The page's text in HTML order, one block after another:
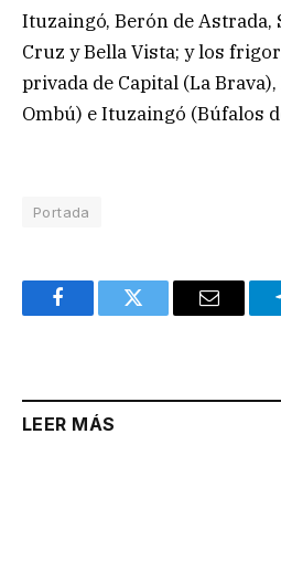
Ituzaingó, Berón de Astrada,
Cruz y Bella Vista; y los
privada de Capital (La
Ombú) e Ituzaingó (Búfalos
Portada
FacebookTwitter Email
LEER MÁS